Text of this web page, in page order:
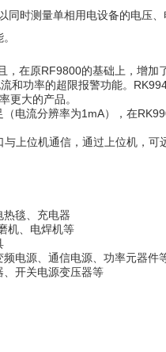
同时测量单相用电设备的电压
，在原RF9800的基础上，增
和功率的超限报警功能。
更大的产品。
电流分辨率为1mA），在
上位机通信，通过上位机，可
毯、充电器
机、电焊机等
电源、通信电源、功率元器件
开关电源变压器等